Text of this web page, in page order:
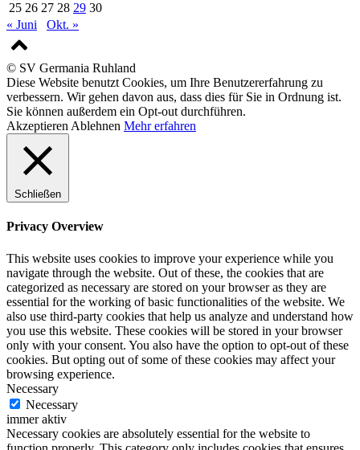
25 26 27 28 29 30
« Juni
Okt. »
© SV Germania Ruhland
Diese Website benutzt Cookies, um Ihre Benutzererfahrung zu
verbessern. Wir gehen davon aus, dass dies für Sie in Ordnung ist.
Sie können außerdem ein Opt-out durchführen.
Akzeptieren Ablehnen Mehr erfahren
Schließen
Privacy Overview
This website uses cookies to improve your experience while you
navigate through the website. Out of these, the cookies that are
categorized as necessary are stored on your browser as they are
essential for the working of basic functionalities of the website. We
also use third-party cookies that help us analyze and understand how
you use this website. These cookies will be stored in your browser
only with your consent. You also have the option to opt-out of these
cookies. But opting out of some of these cookies may affect your
browsing experience.
Necessary
Necessary
immer aktiv
Necessary cookies are absolutely essential for the website to